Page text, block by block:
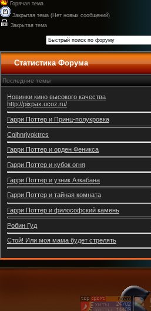
Горячая тема
Закрытая тема (Нет новых сообщений)
Закрытая тема
Статистика Форума
Последние темы
Новинки кино высокого качества
http://pixpax.ucoz.ru/
Гарри Поттер и Принц-полукровка
Cgjhnrjvgktrcs
Гарри Поттер и орден Феникса
Гарри Поттер и кубок огня
Гарри Поттер и узник Азкабана
Гарри Поттер и тайная комната
Гарри Поттер и философский камень
Робин Гуд
Стой! Или моя мама будет стрелять